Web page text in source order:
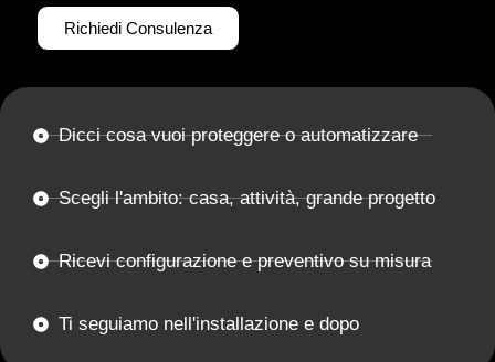
Richiedi Consulenza
Dicci cosa vuoi proteggere o automatizzare
Scegli l'ambito: casa, attività, grande progetto
Ricevi configurazione e preventivo su misura
Ti seguiamo nell'installazione e dopo